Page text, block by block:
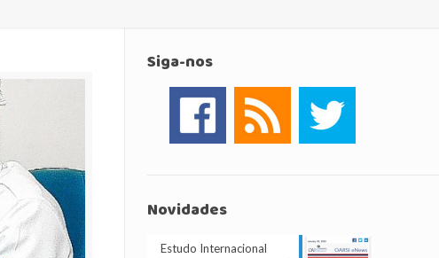
Siga-nos
Novidades
Estudo Internacional